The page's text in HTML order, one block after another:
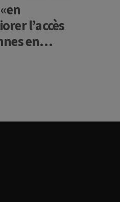
l’accès
en